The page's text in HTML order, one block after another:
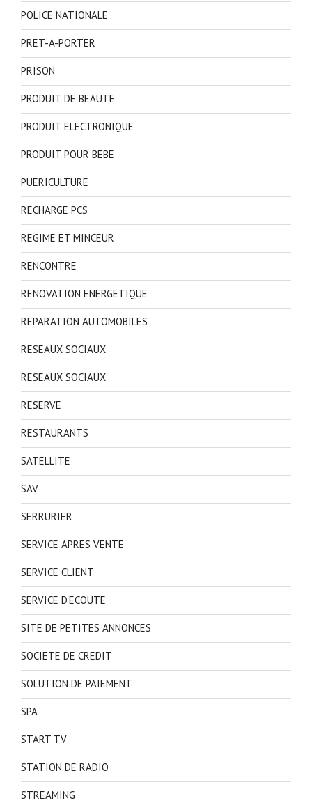
POLICE NATIONALE
PRET-A-PORTER
PRISON
PRODUIT DE BEAUTE
PRODUIT ELECTRONIQUE
PRODUIT POUR BEBE
PUERICULTURE
RECHARGE PCS
REGIME ET MINCEUR
RENCONTRE
RENOVATION ENERGETIQUE
REPARATION AUTOMOBILES
RESEAUX SOCIAUX
RESEAUX SOCIAUX
RESERVE
RESTAURANTS
SATELLITE
SAV
SERRURIER
SERVICE APRES VENTE
SERVICE CLIENT
SERVICE D'ECOUTE
SITE DE PETITES ANNONCES
SOCIETE DE CREDIT
SOLUTION DE PAIEMENT
SPA
START TV
STATION DE RADIO
STREAMING